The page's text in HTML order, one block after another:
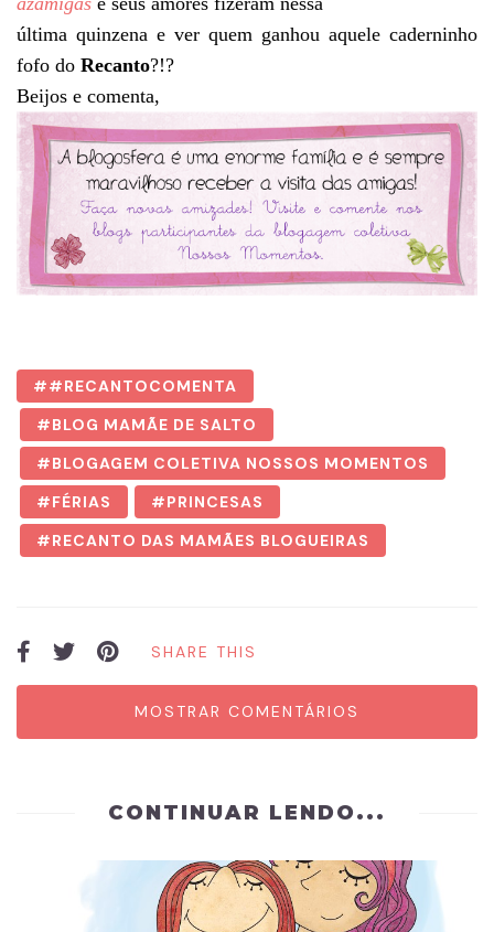
última quinzena e ver quem ganhou aquele caderninho
fofo do Recanto?!?
Beijos e comenta,
#RECANTOCOMENTA
BLOG MAMÃE DE SALTO
BLOGAGEM COLETIVA NOSSOS MOMENTOS
FÉRIAS
PRINCESAS
RECANTO DAS MAMÃES BLOGUEIRAS
SHARE THIS
MOSTRAR COMENTÁRIOS
CONTINUAR LENDO...